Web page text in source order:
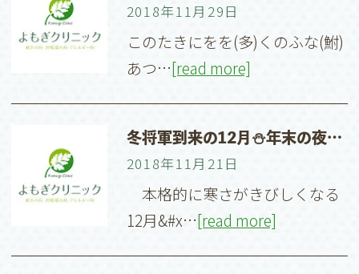
2018年11月29日
このたきにをを(多)くのふな(鮒)
あつ…[read more]
冬将軍到来の12月⛄️年末の夜の寒さにはご用心を
2018年11月21日
本格的に寒さがきびしくなる
12月&#x…[read more]